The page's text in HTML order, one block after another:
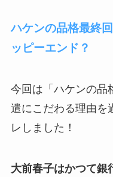
ハケンの品格最終
ッピーエンド？
今回は「ハケンの品
遣にこだわる理由を
レしました！
大前春子はかつて銀